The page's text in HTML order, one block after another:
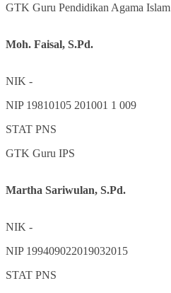
GTK Guru Pendidikan Agama Islam
Moh. Faisal, S.Pd.
NIK -
NIP 19810105 201001 1 009
STAT PNS
GTK Guru IPS
Martha Sariwulan, S.Pd.
NIK -
NIP 199409022019032015
STAT PNS